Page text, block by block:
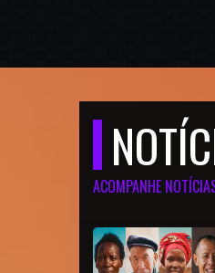
ACOMPANHE